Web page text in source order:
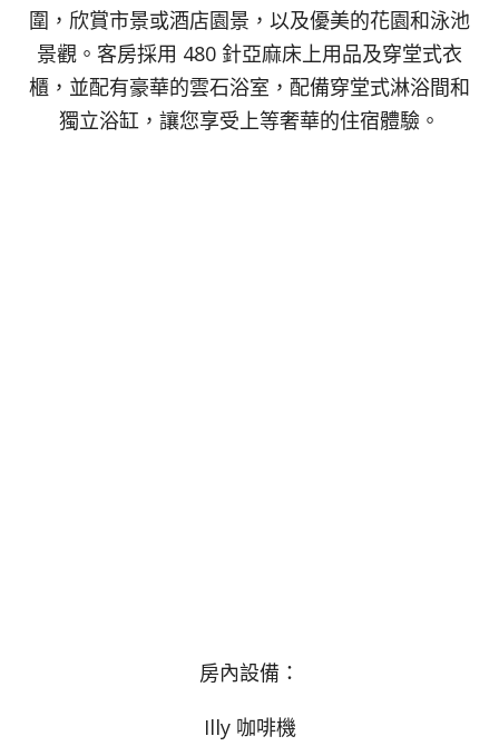
圍，欣賞市景或酒店園景，以及優美的花園和泳池
景觀。客房採用 480 針亞麻床上用品及穿堂式衣
櫃，並配有豪華的雲石浴室，配備穿堂式淋浴間和
獨立浴缸，讓您享受上等奢華的住宿體驗。
房內設備：
Illy 咖啡機